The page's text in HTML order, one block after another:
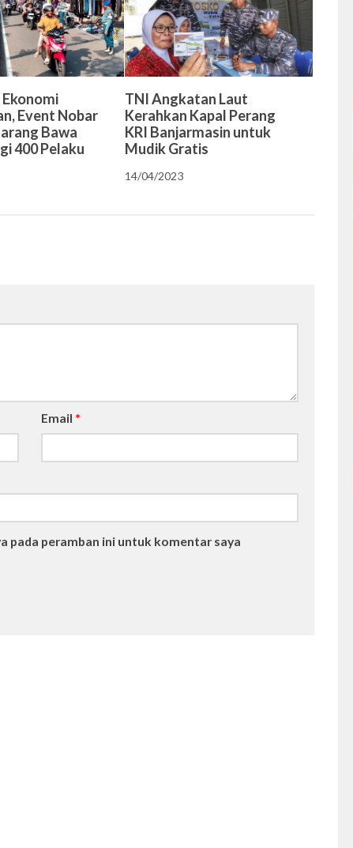
Event Nobar
Bawa
400 Pelaku
TNI Angkatan Laut
Kerahkan Kapal Perang
KRI Banjarmasin untuk
Mudik Gratis
14/04/2023
Email *
pada peramban ini untuk komentar saya